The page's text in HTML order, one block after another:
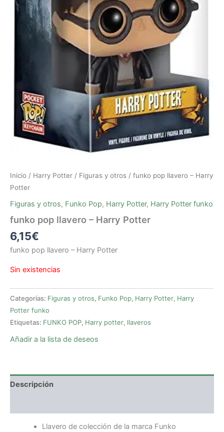
Inicio / Harry Potter / Figuras y otros / funko pop llavero – Harry
Potter
Figuras y otros, Funko Pop, Harry Potter, Harry Potter funko
funko pop llavero – Harry Potter
6,15€
funko pop llavero – Harry Potter
Sin existencias
Categorías: Figuras y otros, Funko Pop, Harry Potter, Harry
Potter funko
Etiquetas: FUNKO POP, Harry potter, llaveros
Añadir a la lista de deseos
Descripción
Llavero de colección de la marca Funko